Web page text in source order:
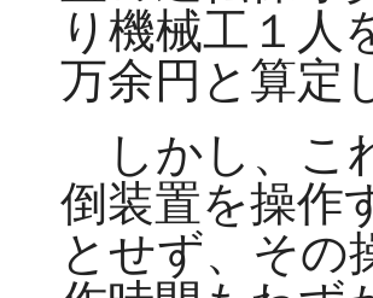
り機械工１人
万余円と算定
しかし、こ
倒装置を操作
とせず、その